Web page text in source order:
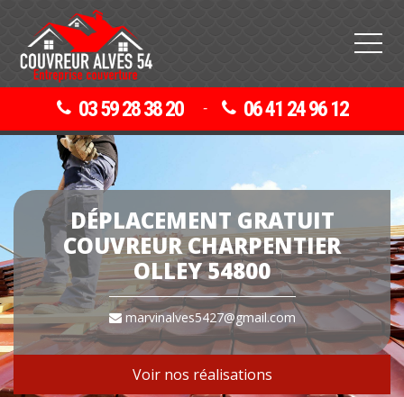
03 59 28 38 20 - 06 41 24 96 12
DÉPLACEMENT GRATUIT
COUVREUR CHARPENTIER
OLLEY 54800
marvinalves5427@gmail.com
Voir nos réalisations